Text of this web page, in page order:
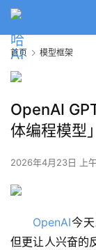
首页 模型框架
OpenAI
体编程模型
2026年4月23日 上
OpenAI今
但更让人兴奋的